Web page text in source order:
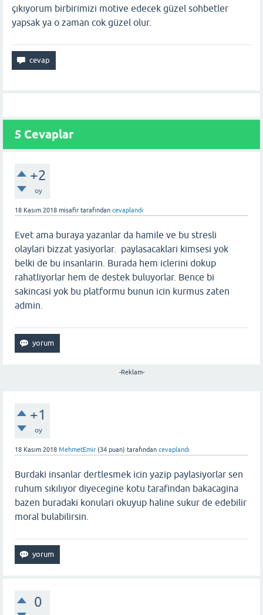
çıkıyorum birbirimizi motive edecek güzel sohbetler
yapsak ya o zaman cok güzel olur.
5 Cevaplar
+2
oy
18 Kasım 2018 misafir tarafından cevaplandı
Evet ama buraya yazanlar da hamile ve bu stresli
olaylari bizzat yasiyorlar. paylasacaklari kimsesi yok
belki de bu insanlarin. Burada hem iclerini dokup
rahatliyorlar hem de destek buluyorlar. Bence bi
sakincasi yok bu platformu bunun icin kurmus zaten
admin.
-Reklam-
+1
oy
18 Kasım 2018 MehmetEmir (34 puan) tarafından cevaplandı
Burdaki insanlar dertlesmek icin yazip paylasiyorlar sen
ruhum sıkılıyor diyecegine kotu tarafindan bakacagina
bazen buradaki konulari okuyup haline sukur de edebilir
moral bulabilirsin.
0